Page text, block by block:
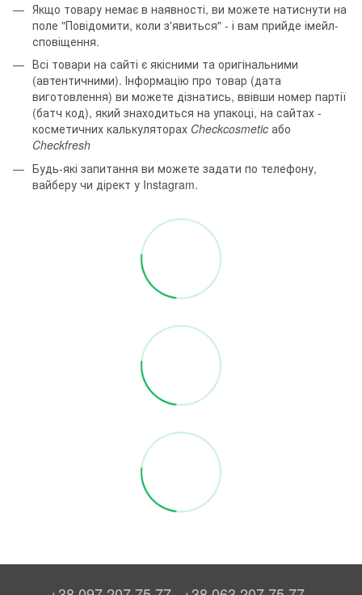
Якщо товару немає в наявності, ви можете натиснути на
поле "Повідомити, коли з'явиться" - і вам прийде імейл-
сповіщення.
Всі товари на сайті є якісними та оригінальними
(автентичними). Інформацію про товар (дата
виготовлення) ви можете дізнатись, ввівши номер партії
(батч код), який знаходиться на упакоці, на сайтах -
косметичних калькуляторах Checkcosmetic або
Checkfresh
Будь-які запитання ви можете задати по телефону,
вайберу чи дірект у Instagram.